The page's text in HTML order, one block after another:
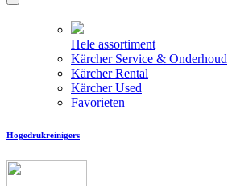
Hele assortiment
Kärcher Service & Onderhoud
Kärcher Rental
Kärcher Used
Favorieten
Hogedrukreinigers